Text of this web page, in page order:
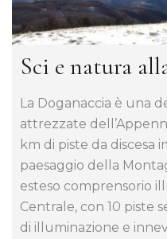
Sci e natura
La Doganaccia è una
attrezzate
km di piste da discesa
paesaggio della
esteso comprensorio
Centrale, con 10 piste
di illuminazione e